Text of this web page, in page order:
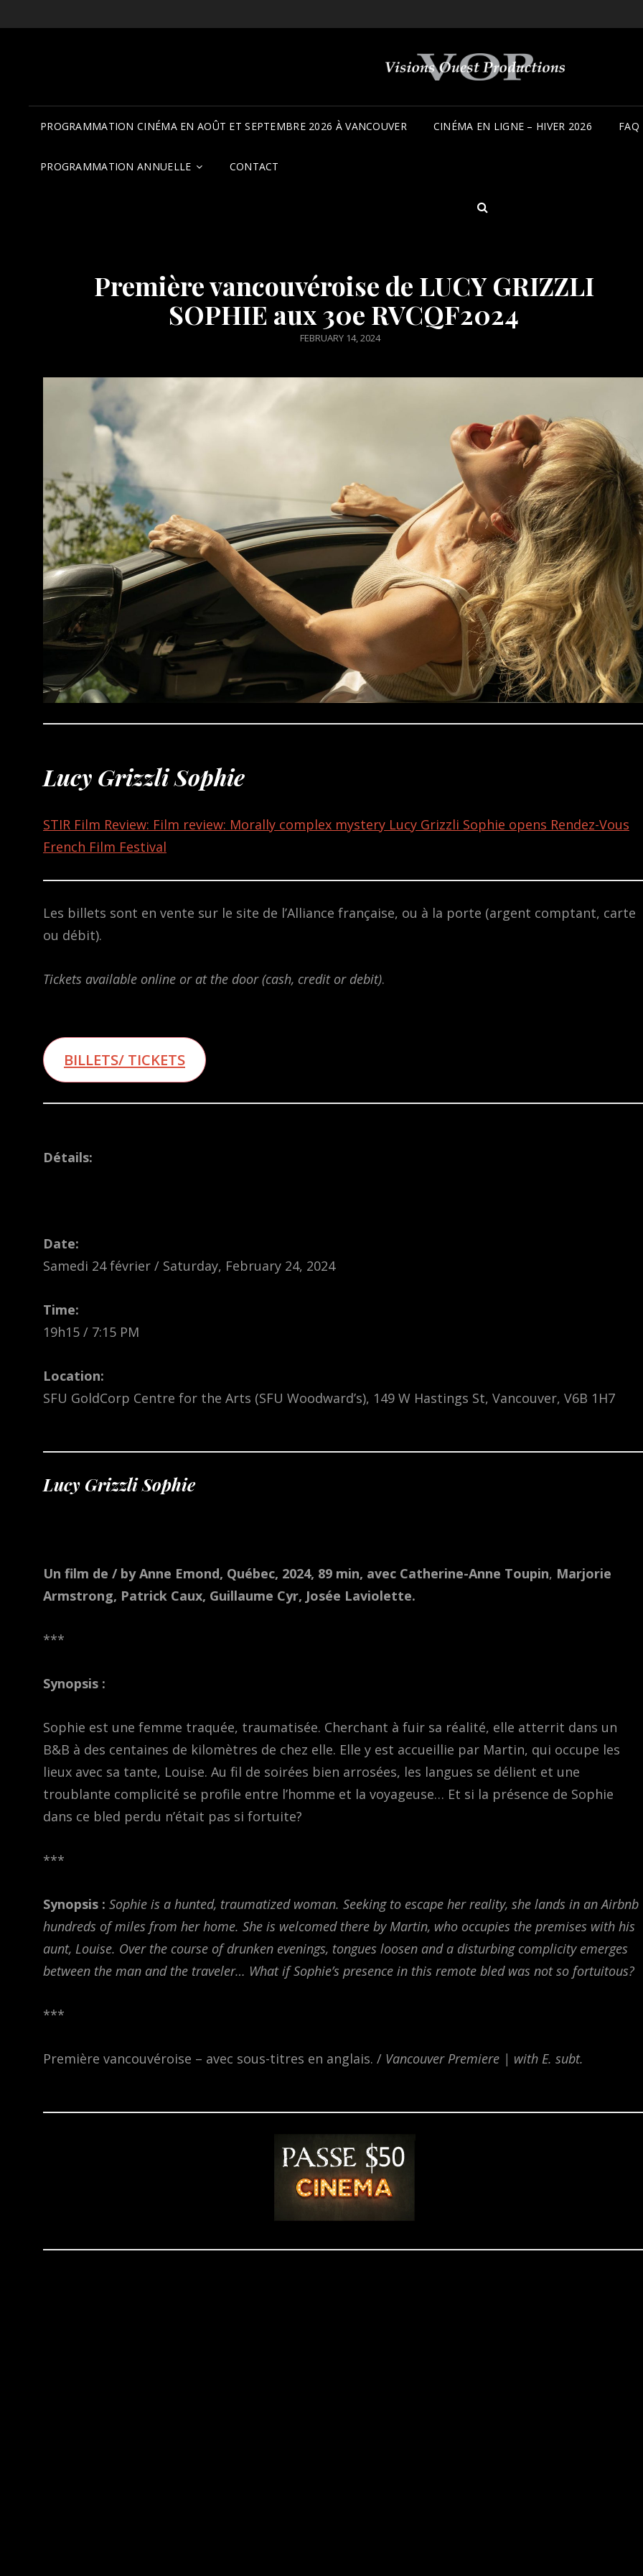
PROGRAMMATION CINÉMA EN AOÛT ET SEPTEMBRE 2026 À VANCOUVER CINÉMA EN LIGNE – HIVER 2026 FAQ
PROGRAMMATION ANNUELLE CONTACT
SEARCH
Première vancouvéroise de LUCY GRIZZLI
SOPHIE aux 30e RVCQF2024
POSTED
FEBRUARY 14, 2024
Lucy Grizzli Sophie
STIR Film Review: Film review: Morally complex mystery Lucy Grizzli Sophie opens Rendez-Vous
French Film Festival
Les billets sont en vente sur le site de l’Alliance française, ou à la porte (argent comptant, carte
ou débit).
Tickets available online or at the door (cash, credit or debit).
BILLETS/ TICKETS
Détails:
Date:
Samedi 24 février / Saturday, February 24, 2024
Time:
19h15 / 7:15 PM
Location:
SFU GoldCorp Centre for the Arts (SFU Woodward’s), 149 W Hastings St, Vancouver, V6B 1H7
Lucy Grizzli Sophie
Un film de / by Anne Emond, Québec, 2024, 89 min, avec Catherine-Anne Toupin, Marjorie
Armstrong, Patrick Caux, Guillaume Cyr, Josée Laviolette.
***
Synopsis :
Sophie est une femme traquée, traumatisée. Cherchant à fuir sa réalité, elle atterrit dans un
B&B à des centaines de kilomètres de chez elle. Elle y est accueillie par Martin, qui occupe les
lieux avec sa tante, Louise. Au fil de soirées bien arrosées, les langues se délient et une
troublante complicité se profile entre l’homme et la voyageuse… Et si la présence de Sophie
dans ce bled perdu n’était pas si fortuite?
***
Synopsis : Sophie is a hunted, traumatized woman. Seeking to escape her reality, she lands in an Airbnb
hundreds of miles from her home. She is welcomed there by Martin, who occupies the premises with his
aunt, Louise. Over the course of drunken evenings, tongues loosen and a disturbing complicity emerges
between the man and the traveler… What if Sophie’s presence in this remote bled was not so fortuitous?
***
Première vancouvéroise – avec sous-titres en anglais. / Vancouver Premiere | with E. subt.